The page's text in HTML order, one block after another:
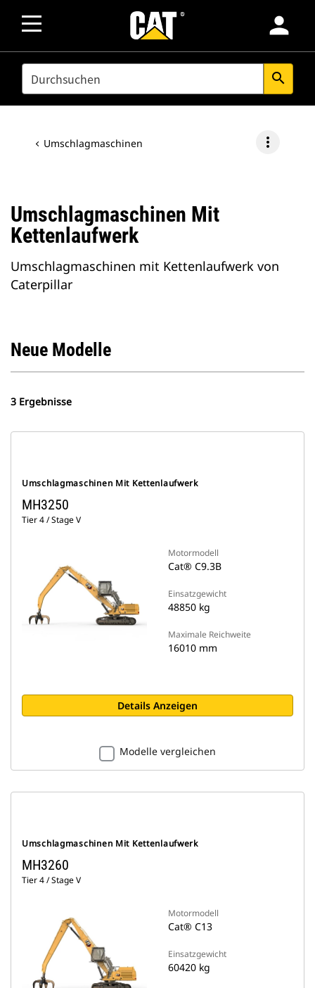
person
SEARCH search
Umschlagmaschinen more_vert
Umschlagmaschinen Mit
Kettenlaufwerk
Umschlagmaschinen mit Kettenlaufwerk von
Caterpillar
Neue Modelle
3 Ergebnisse
Umschlagmaschinen Mit Kettenlaufwerk
MH3250
Tier 4 / Stage V
Motormodell
Cat® C9.3B
Einsatzgewicht
48850 kg
Maximale Reichweite
16010 mm
Details Anzeigen
Modelle vergleichen
Umschlagmaschinen Mit Kettenlaufwerk
MH3260
Tier 4 / Stage V
Motormodell
Cat® C13
Einsatzgewicht
60420 kg